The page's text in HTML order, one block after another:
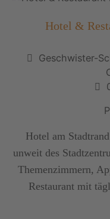
Hotel &
Geschwister-
Hotel am
unweit des
Themenzimmern,
Restaurant mit